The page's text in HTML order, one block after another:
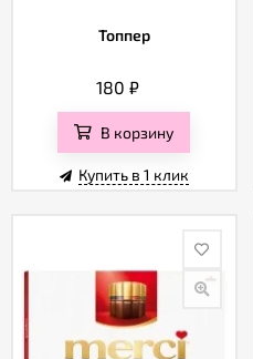
Топпер
180 ₽
В корзину
Купить в 1 клик